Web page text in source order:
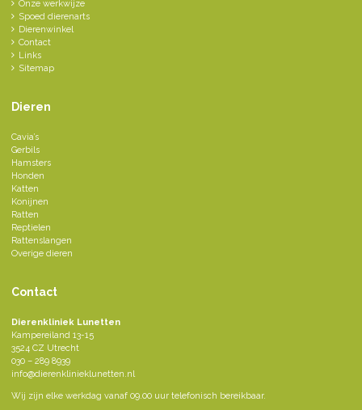
Onze werkwijze
Spoed dierenarts
Dierenwinkel
Contact
Links
Sitemap
Dieren
Cavia’s
Gerbils
Hamsters
Honden
Katten
Konijnen
Ratten
Reptielen
Rattenslangen
Overige dieren
Contact
Dierenkliniek Lunetten
Kampereiland 13-15
3524 CZ Utrecht
030 – 289 8939
info@dierenklinieklunetten.nl
Wij zijn elke werkdag vanaf 09.00 uur telefonisch bereikbaar.